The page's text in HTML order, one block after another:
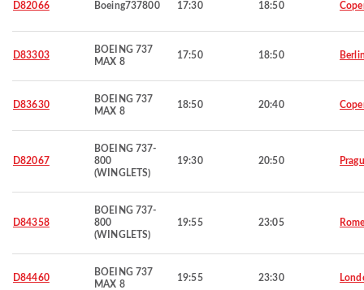
D82066 Boeing737800 17:30 18:50
D83303
BOEING 737
MAX 8
17:50 18:50
D83630
BOEING 737
MAX 8
18:50 20:40
D82067
BOEING 737-
800
(WINGLETS)
19:30 20:50
D84358
BOEING 737-
800
(WINGLETS)
19:55 23:05
D84460
BOEING 737
MAX 8
19:55 23:30